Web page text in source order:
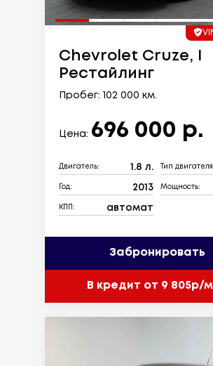
Chevrolet Cruze, I
Рестайлинг
Пробег: 102 000 км.
Цена: 696 000 р.
Двигатель: 1.8 л. Тип
Год: 2013 Мощность:
КПП: автомат
Забронировать
В кредит от 9 805р/